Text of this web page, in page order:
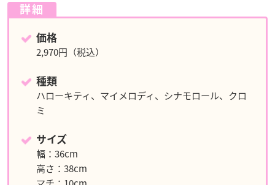
詳細
価格
2,970円（税込）
種類
ハローキティ、マイメロディ、シナモロール、クロ
ミ
サイズ
幅：36cm
高さ：38cm